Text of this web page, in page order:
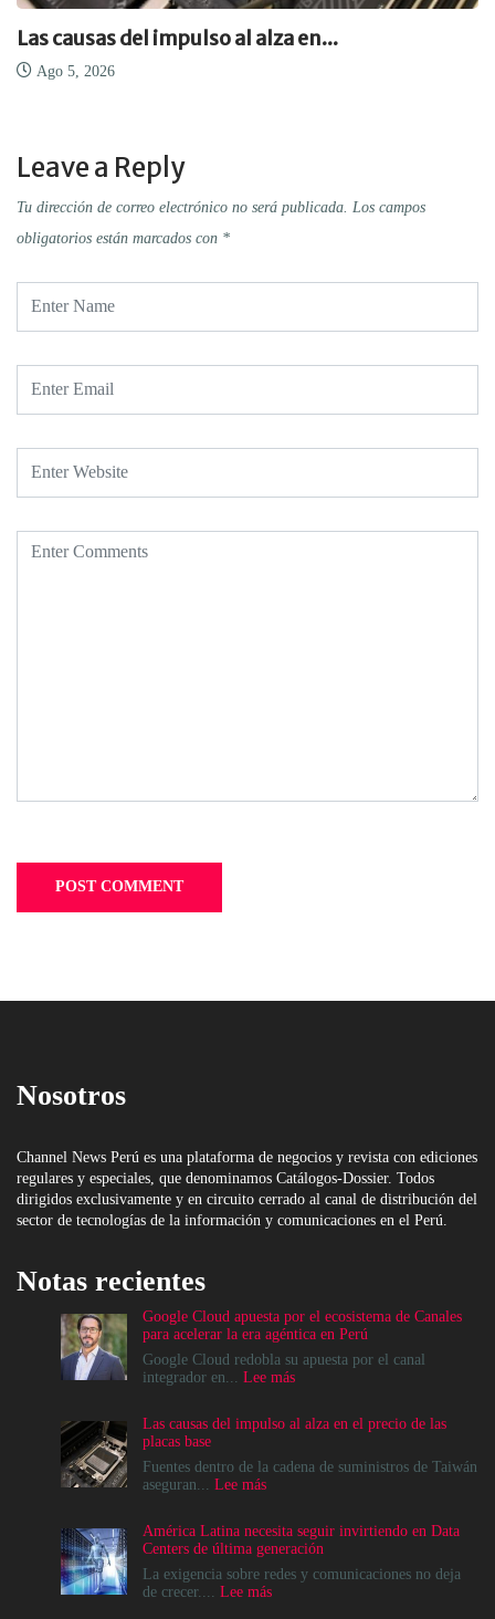
Las causas del impulso al alza en...
Ago 5, 2026
Leave a Reply
Tu dirección de correo electrónico no será publicada. Los campos
obligatorios están marcados con *
Nosotros
Channel News Perú es una plataforma de negocios y revista con ediciones
regulares y especiales, que denominamos Catálogos-Dossier. Todos
dirigidos exclusivamente y en circuito cerrado al canal de distribución del
sector de tecnologías de la información y comunicaciones en el Perú.
Notas recientes
Google Cloud apuesta por el ecosistema de Canales
para acelerar la era agéntica en Perú
Google Cloud redobla su apuesta por el canal
integrador en... Lee más:
apuesta
el
para
acelerar
la
Las causas del impulso al alza en el precio de las
placas base
Fuentes dentro de la cadena de suministros de Taiwán
aseguran... Lee más:
del
impulso
al
alza
América Latina necesita seguir invirtiendo en Data
Centers de última generación
La exigencia sobre redes y comunicaciones no deja
de crecer.... Lee más: